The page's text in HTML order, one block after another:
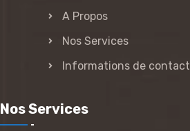
A Propos
Nos Services
Informations de contact
Nos Services